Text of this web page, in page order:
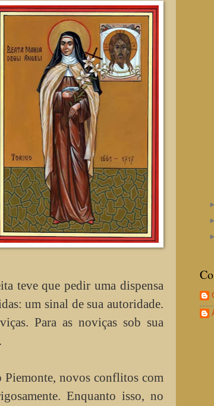
teve que pedir uma dispensa
um sinal de sua autoridade.
Para as noviças sob sua
novos conflitos com
Enquanto isso, no